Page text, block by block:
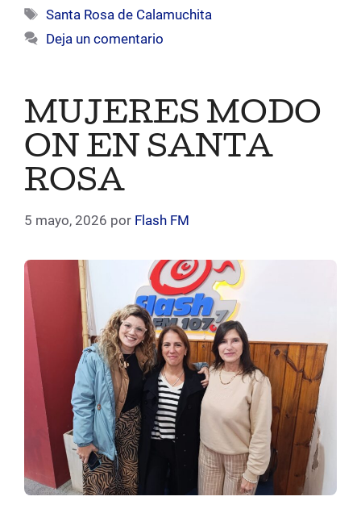
Etiquetas
Santa Rosa de Calamuchita
Deja un comentario
MUJERES MODO
ON EN SANTA
ROSA
5 mayo, 2026 por Flash FM